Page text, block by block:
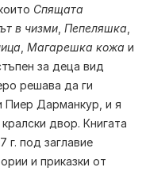
Спящата
в чизми Пепеляшка
Магарешка кожа и
за деца вид
решава да ги
Пиер Дарманкур, и я
двор. Книгата
г. под заглавие
и приказки от